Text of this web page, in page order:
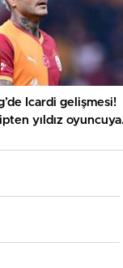
Icardi gelişmesi!
yıldız oyuncuya